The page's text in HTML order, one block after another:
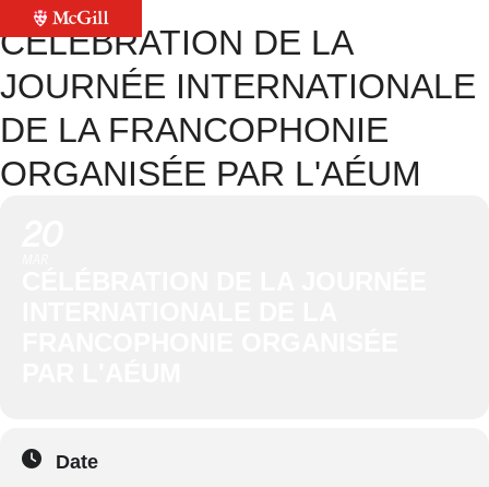
CÉLÉBRATION DE LA
JOURNÉE INTERNATIONALE
DE LA FRANCOPHONIE
ORGANISÉE PAR L'AÉUM
Date